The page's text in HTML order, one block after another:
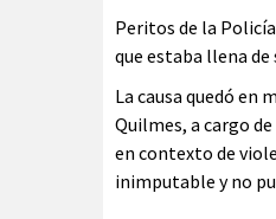
Peritos de la
que estaba llena
La causa quedó en
Quilmes, a cargo
en contexto de
inimputable y no